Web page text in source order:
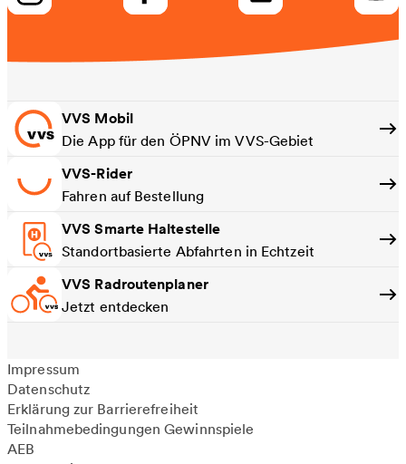
VVS Mobil
Die App für den ÖPNV im VVS-Gebiet
VVS-Rider
Fahren auf Bestellung
VVS Smarte Haltestelle
Standortbasierte Abfahrten in Echtzeit
VVS Radroutenplaner
Jetzt entdecken
Impressum
Datenschutz
Erklärung zur Barrierefreiheit
Teilnahmebedingungen Gewinnspiele
AEB